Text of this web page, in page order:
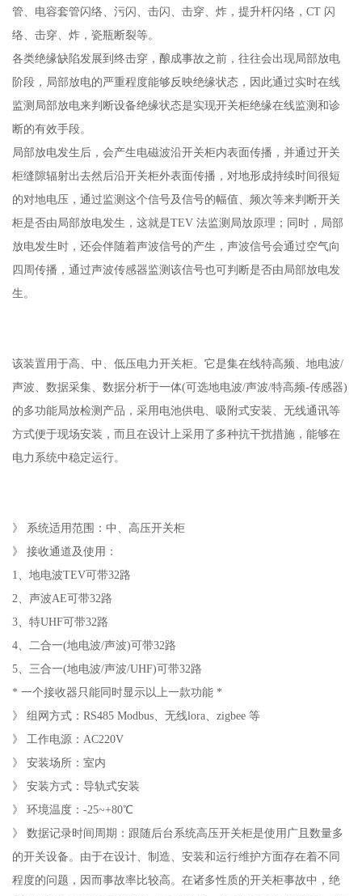
管、电容套管闪络、污闪、击闪、击穿、炸，提升杆闪络，CT 闪
络、击穿、炸，瓷瓶断裂等。
各类绝缘缺陷发展到终击穿，酿成事故之前，往往会出现局部放电
阶段，局部放电的严重程度能够反映绝缘状态，因此通过实时在线
监测局部放电来判断设备绝缘状态是实现开关柜绝缘在线监测和诊
断的有效手段。
局部放电发生后，会产生电磁波沿开关柜内表面传播，并通过开关
柜缝隙辐射出去然后沿开关柜外表面传播，对地形成持续时间很短
的对地电压，通过监测这个信号及信号的幅值、频次等来判断开关
柜是否由局部放电发生，这就是TEV 法监测局放原理；同时，局部
放电发生时，还会伴随着声波信号的产生，声波信号会通过空气向
四周传播，通过声波传感器监测该信号也可判断是否由局部放电发
生。
该装置用于高、中、低压电力开关柜。它是集在线特高频、地电波/
声波、数据采集、数据分析于一体(可选地电波/声波/特高频-传感器)
的多功能局放检测产品，采用电池供电、吸附式安装、无线通讯等
方式便于现场安装，而且在设计上采用了多种抗干扰措施，能够在
电力系统中稳定运行。
》 系统适用范围：中、高压开关柜
》 接收通道及使用：
1、地电波TEV可带32路
2、声波AE可带32路
3、特UHF可带32路
4、二合一(地电波/声波)可带32路
5、三合一(地电波/声波/UHF)可带32路
* 一个接收器只能同时显示以上一款功能 *
》 组网方式：RS485 Modbus、无线lora、zigbee 等
》 工作电源：AC220V
》 安装场所：室内
》 安装方式：导轨式安装
》 环境温度：-25~+80℃
》 数据记录时间周期：跟随后台系统高压开关柜是使用广且数量多
的开关设备。由于在设计、制造、安装和运行维护方面存在着不同
程度的问题，因而事故率比较高。在诸多性质的开关柜事故中，绝